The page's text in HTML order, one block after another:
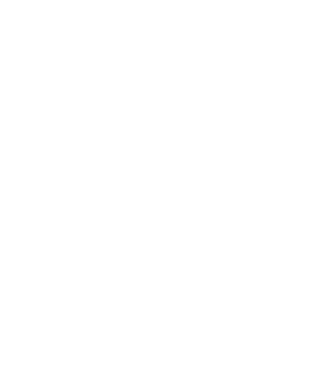
Centro de
Utilizamos cookies propias y de